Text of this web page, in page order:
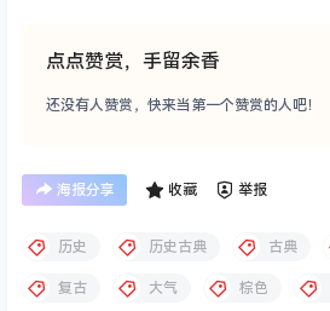
点点赞赏，手留余香
还没有人赞赏，快来当第一个赞赏的人吧！
海报分享 收藏 举报
历史 历史古典 古典
复古 大气 棕色